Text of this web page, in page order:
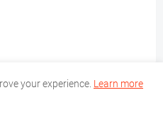
your experience. Learn more